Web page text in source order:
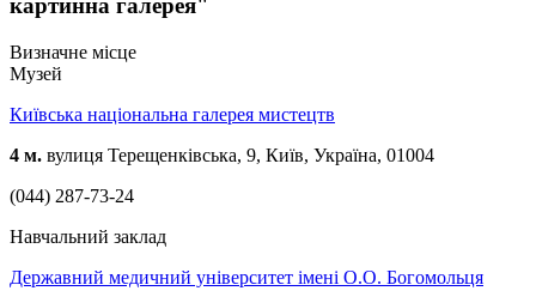
картинна галерея"
Визначне місце
Музей
Київська національна галерея мистецтв
4 м. вулиця Терещенківська, 9, Київ, Україна, 01004
(044) 287-73-24
Навчальний заклад
Державний медичний університет імені О.О. Богомольця